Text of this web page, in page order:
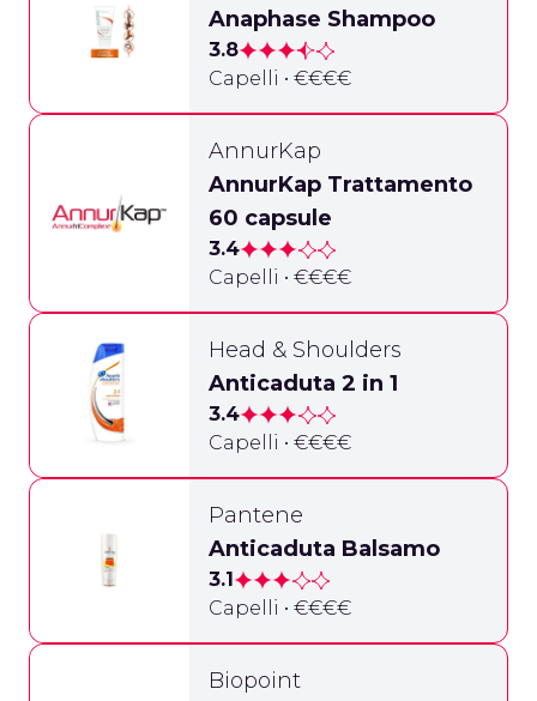
Anaphase Shampoo
3.8
Capelli • €€€€
AnnurKap
AnnurKap Trattamento
60 capsule
3.4
Capelli • €€€€
Head & Shoulders
Anticaduta 2 in 1
3.4
Capelli • €€€€
Pantene
Anticaduta Balsamo
3.1
Capelli • €€€€
Biopoint